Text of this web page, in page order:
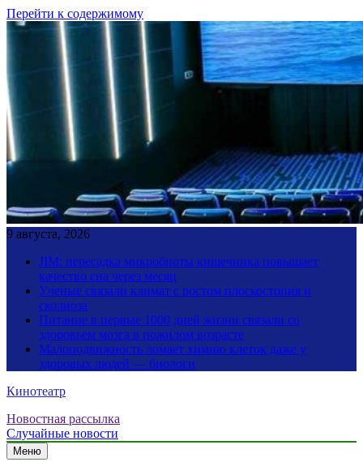
Перейти к содержимому
9 августа, 2026
JIM: пересадка микробиоты кишечника повышает
качество сна через месяц
Ученые связали климат с ростом плоскостопия и
сколиоза
Питание в первые 1000 дней жизни связали со
здоровьем мозга в пожилом возрасте
Малоподвижность ломает химию клеток даже у
здоровых людей — биологи
Кинотеатр
Новостная рассылка
Случайные новости
Меню